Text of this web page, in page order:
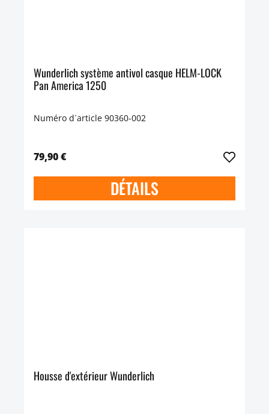
Wunderlich système antivol casque HELM-LOCK
Pan America 1250
Numéro d´article 90360-002
79,90 €
DÉTAILS
Housse d'extérieur Wunderlich